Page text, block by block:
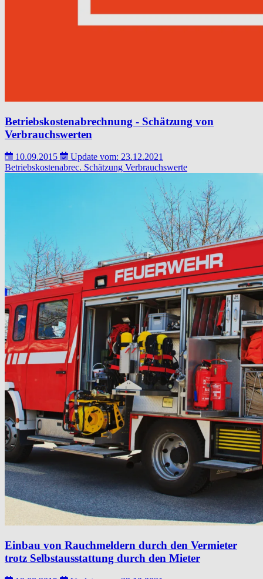
Betriebskostenabrechnung - Schätzung von
Verbrauchswerten
10.09.2015
Update vom: 23.12.2021
Betriebskostenabrec. Schätzung Verbrauchswerte
Einbau von Rauchmeldern durch den Vermieter
trotz Selbstausstattung durch den Mieter